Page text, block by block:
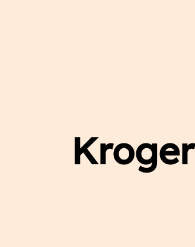
Kroger